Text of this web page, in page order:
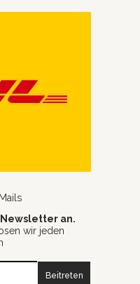
an.
wir jeden
Beitreten